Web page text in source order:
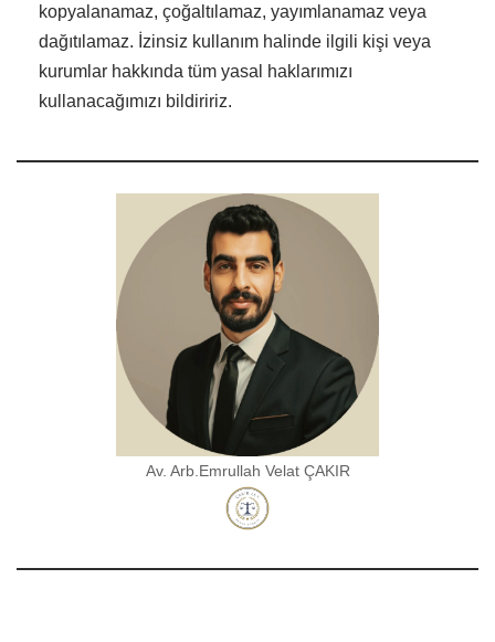
kopyalanamaz, çoğaltılamaz, yayımlanamaz veya
dağıtılamaz. İzinsiz kullanım halinde ilgili kişi veya
kurumlar hakkında tüm yasal haklarımızı
kullanacağımızı bildiririz.
Av. Arb.Emrullah Velat ÇAKIR